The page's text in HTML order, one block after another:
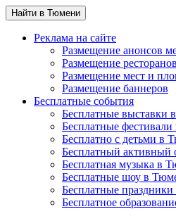
Найти в Тюмени
Реклама на сайте
Размещение анонсов
Размещение
Размещение мест и
Размещение баннеров
Бесплатные события
Бесплатные выставки
Бесплатные
Бесплатно с детьми в
Бесплатный
Бесплатная музыка в
Бесплатные шоу в
Бесплатные
Бесплатное